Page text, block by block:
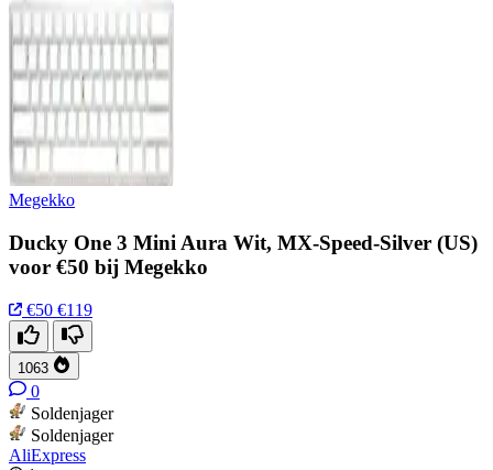
Megekko
Ducky One 3 Mini Aura Wit, MX-Speed-Silver (US)
voor €50 bij Megekko
€50 €119
1063
0
Soldenjager
Soldenjager
AliExpress